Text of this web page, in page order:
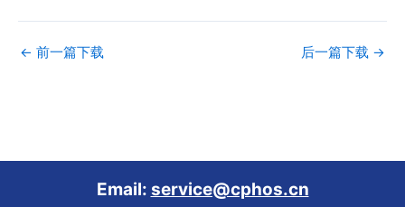
← 前一篇下载 后一篇下载 →
Email: service@cphos.cn